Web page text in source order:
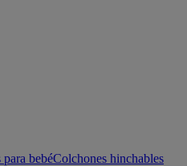
bebéColchones hinchables